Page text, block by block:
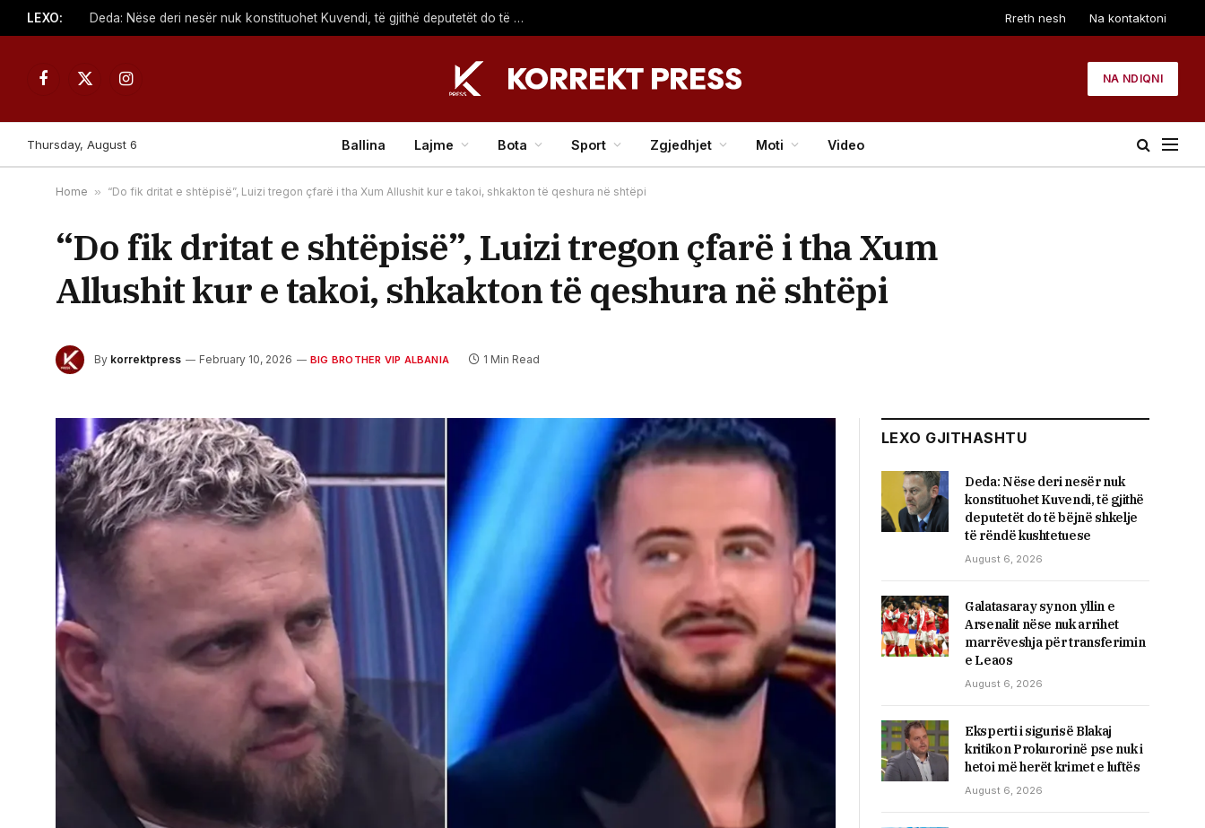
LEXO: Deda: Nëse deri nesër nuk konstituohet Kuvendi, të gjithë deputetët do të bëjnë shkelje të rëndë kushtetuese Rreth nesh Na kontaktoni
Facebook
X
Instagram
NA NDIQNI
Thursday, August 6 Ballina Lajme Bota Sport Zgjedhjet Moti Video
Home » “Do fik dritat e shtëpisë”, Luizi tregon çfarë i tha Xum Allushit kur e takoi, shkakton të qeshura në shtëpi
“Do fik dritat e shtëpisë”, Luizi tregon çfarë i tha Xum
Allushit kur e takoi, shkakton të qeshura në shtëpi
By korrektpress February 10, 2026 BIG BROTHER VIP ALBANIA 1 Min Read
LEXO GJITHASHTU
Deda: Nëse deri nesër nuk
konstituohet Kuvendi, të gjithë
deputetët do të bëjnë shkelje
të rëndë kushtetuese
August 6, 2026
Galatasaray synon yllin e
Arsenalit nëse nuk arrihet
marrëveshja për transferimin
e Leaos
August 6, 2026
Eksperti i sigurisë Blakaj
kritikon Prokurorinë pse nuk i
hetoi më herët krimet e luftës
August 6, 2026